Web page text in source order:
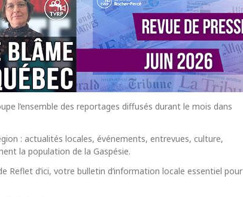
l’ensemble des reportages diffusés durant le mois dans
: actualités locales, événements, entrevues, culture,
la population de la Gaspésie.
d’ici, votre bulletin d’information locale essentiel pour